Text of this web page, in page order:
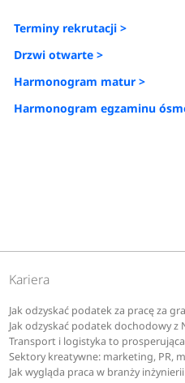
Terminy rekrutacji >
Drzwi otwarte >
Harmonogram matur >
Harmonogram egzaminu
Kariera
Jak odzyskać podatek za pracę za
Jak odzyskać podatek dochodowy z
Transport i logistyka to
Sektory kreatywne: marketing, PR,
Jak wygląda praca w branży